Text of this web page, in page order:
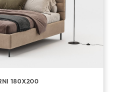
180X200